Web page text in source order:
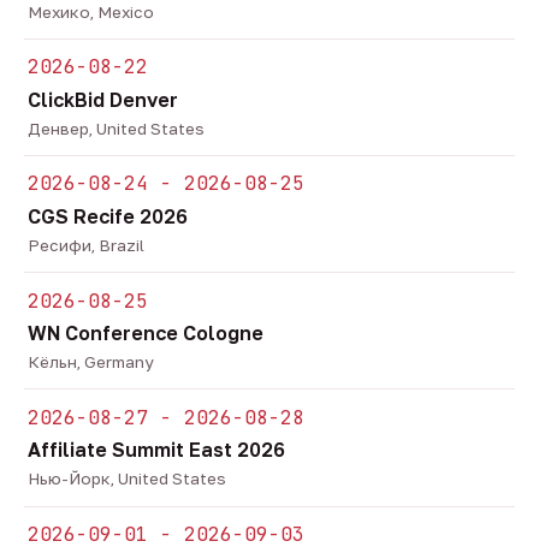
Мехико, Mexico
2026-08-22
ClickBid Denver
Денвер, United States
2026-08-24 - 2026-08-25
CGS Recife 2026
Ресифи, Brazil
2026-08-25
WN Conference Cologne
Кёльн, Germany
2026-08-27 - 2026-08-28
Affiliate Summit East 2026
Нью-Йорк, United States
2026-09-01 - 2026-09-03